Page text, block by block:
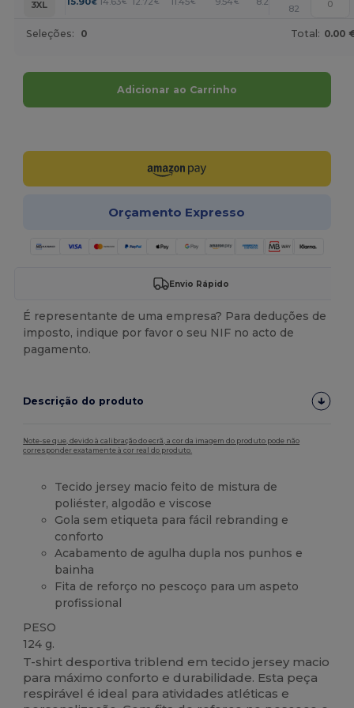
3XL
82
Seleções: 0 Total: 0.00
Adicionar ao Carrinho
Orçamento Expresso
Envio Rápido
É representante de uma empresa? Para deduções de
imposto, indique por favor o seu NIF no acto de
pagamento.
Descrição do produto
Note-se que, devido à calibração do ecrã, a cor da imagem do produto pode não
corresponder exatamente à cor real do produto.
Tecido jersey macio feito de mistura de
poliéster, algodão e viscose
Gola sem etiqueta para fácil rebranding e
conforto
Acabamento de agulha dupla nos punhos e
bainha
Fita de reforço no pescoço para um aspeto
profissional
PESO
124 g.
T-shirt desportiva triblend em tecido jersey macio
para máximo conforto e durabilidade. Esta peça
respirável é ideal para atividades atléticas e